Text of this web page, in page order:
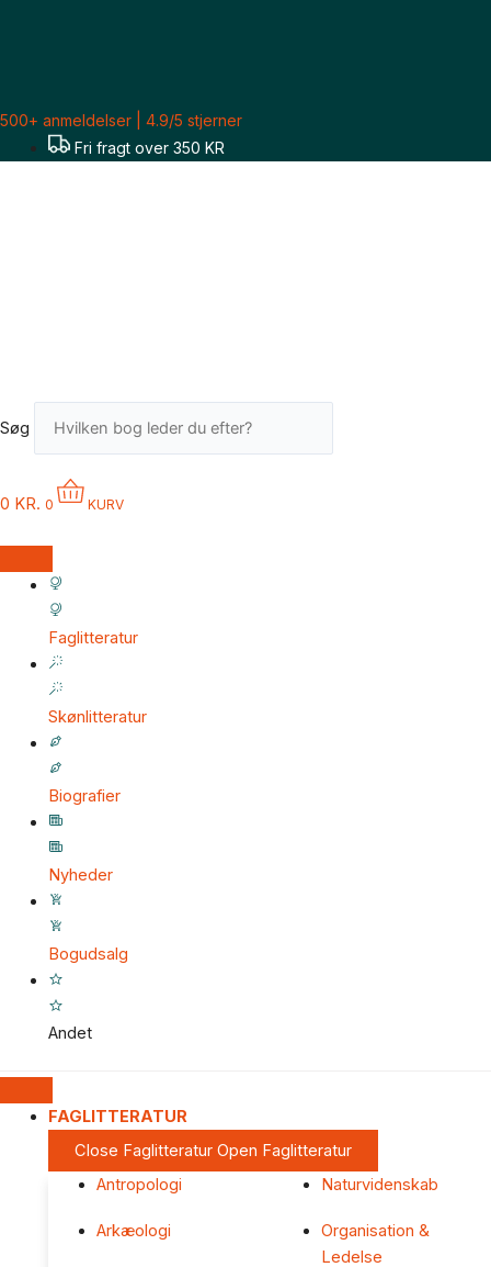
500+ anmeldelser | 4.9/5 stjerner
Fri fragt over 350 KR
Søg
0 KR. 0 KURV
Faglitteratur
Skønlitteratur
Biografier
Nyheder
Bogudsalg
Andet
FAGLITTERATUR
Close Faglitteratur Open Faglitteratur
Antropologi
Arkæologi
Naturvidenskab
Organisation &
Ledelse